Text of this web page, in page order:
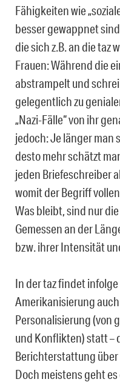
Fähigkeiten wie
besser gewappnet
die sich z.B. an die taz
Frauen: Während die
abstrampelt und
gelegentlich zu
„Nazi-Fälle“ von ihr
jedoch: Je länger
desto mehr schätzt
jeden Briefeschreiber
womit der Begriff
Was bleibt, sind nur
Gemessen an der
bzw. ihrer Intensität
In der taz findet
Amerikanisierung
Personalisierung (von
und Konflikten) statt –
Berichterstattung
Doch meistens geht